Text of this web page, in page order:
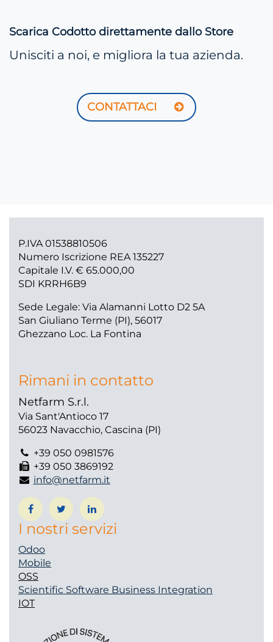
Scarica Codotto direttamente dallo Store
Unisciti a noi, e migliora la tua azienda.
CONTATTACI
P.IVA 01538810506
Numero Iscrizione REA 135227
Capitale I.V. € 65.000,00
SDI KRRH6B9
Sede Legale: Via Alamanni Lotto D2 5A
San Giuliano Terme (PI), 56017
Ghezzano Loc. La Fontina
Rimani in contatto
Netfarm S.r.l.
Via Sant'Antioco 17
56023 Navacchio, Cascina (PI)
+39 050 0981576
+39 050 3869192
info@netfarm.it
I nostri servizi
Odoo
Mobile
OSS
Scientific Software Business Integration
IOT